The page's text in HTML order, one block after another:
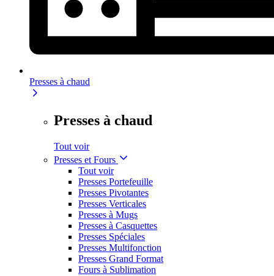
Presses à chaud
Presses à chaud
Tout voir
Presses et Fours
Tout voir
Presses Portefeuille
Presses Pivotantes
Presses Verticales
Presses à Mugs
Presses à Casquettes
Presses Spéciales
Presses Multifonction
Presses Grand Format
Fours à Sublimation